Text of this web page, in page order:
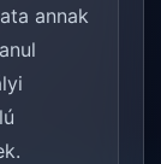
annak